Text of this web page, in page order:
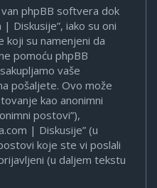
phpBB softvera dok
Diskusije”, iako su oni
koji su namenjeni da
pomoću phpBB
vaše
pošaljete. Ovo može
kao anonimni
postovi”),
| Diskusije” (u
koje ste vi poslali
(u daljem tekstu